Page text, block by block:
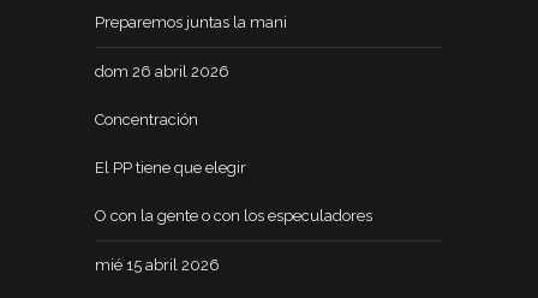
Preparemos juntas la mani
dom 26 abril 2026
Concentración
El PP tiene que elegir
O con la gente o con los especuladores
mié 15 abril 2026